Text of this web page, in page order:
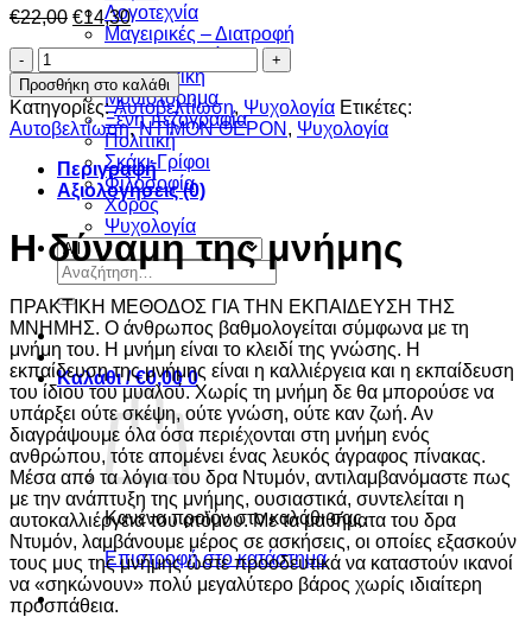
Λογοτεχνία
Μαγειρικές – Διατροφή
Μελλοντολογία
Μεταφυσική
Μυθιστόρημα
Ξένη πεζογραφία
Πολιτική
Σκάκι-Γρίφοι
Φιλοσοφία
Χορός
Ψυχολογία
Αναζήτηση
για:
Καλάθι /€0,00 0
Κανένα προϊόν στο καλάθι σας.
Επιστροφή στο κατάστημα
€22,00 Original
price
€22,00.
€14,30Η
τρέχουσα
είναι:
€14,30.
Η
δύναμη
της
μνήμης
ποσότητα
Προσθήκη στο καλάθι
Κατηγορίες:Aυτοβελτίωση, Ψυχολογία Ετικέτες:
Αυτοβελτίωση,ΝΤΙΜΟΝ ΘΕΡΟΝ , Ψυχολογία
Περιγραφή
Αξιολογήσεις (0)
Η δύναμη της μνήμης
ΠΡΑΚΤΙΚΗ ΜΕΘΟΔΟΣ ΓΙΑ ΤΗΝ ΕΚΠΑΙΔΕΥΣΗ ΤΗΣ
ΜΝΗΜΗΣ. Ο άνθρωπος βαθμολογείται σύμφωνα με τη
μνήμη του. Η μνήμη είναι το κλειδί της γνώσης. Η
εκπαίδευση της μνήμης είναι η καλλιέργεια και η εκπαίδευση
του ίδιου του μυαλού. Χωρίς τη μνήμη δε θα μπορούσε να
υπάρξει ούτε σκέψη, ούτε γνώση, ούτε καν ζωή. Αν
διαγράψουμε όλα όσα περιέχονται στη μνήμη ενός
ανθρώπου, τότε απομένει ένας λευκός άγραφος πίνακας.
Μέσα από τα λόγια του δρα Ντυμόν, αντιλαμβανόμαστε πως
με την ανάπτυξη της μνήμης, ουσιαστικά, συντελείται η
αυτοκαλλιέργεια του ατόμου. Με τα μαθήματα του δρα
Ντυμόν, λαμβάνουμε μέρος σε ασκήσεις, οι οποίες εξασκούν
τους μυς της μνήμης ώστε προοδευτικά να καταστούν ικανοί
να «σηκώνουν» πολύ μεγαλύτερο βάρος χωρίς ιδιαίτερη
προσπάθεια.